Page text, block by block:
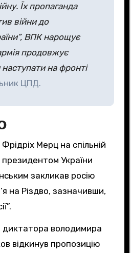
Їх пропаганда
війни до
ВПК нарощує
продовжує
на фронті
ЦПД.
Мерц на спільній
України
закликав росію
на Різдво, зазначивши,
диктатора володимира
відкинув пропозицію